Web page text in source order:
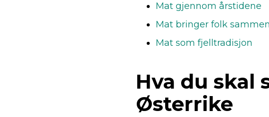
Mat gjennom årstidene
Mat bringer folk sammen
Mat som fjelltradisjon
Hva du skal
Østerrike